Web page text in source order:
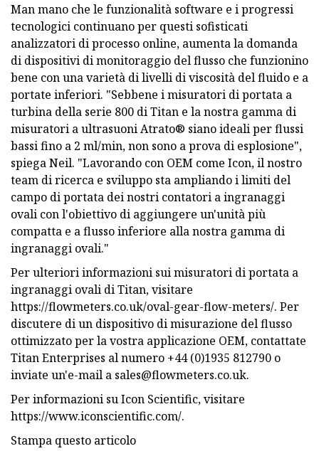
Man mano che le funzionalità software e i progressi
tecnologici continuano per questi sofisticati
analizzatori di processo online, aumenta la domanda
di dispositivi di monitoraggio del flusso che funzionino
bene con una varietà di livelli di viscosità del fluido e a
portate inferiori. "Sebbene i misuratori di portata a
turbina della serie 800 di Titan e la nostra gamma di
misuratori a ultrasuoni Atrato® siano ideali per flussi
bassi fino a 2 ml/min, non sono a prova di esplosione",
spiega Neil. "Lavorando con OEM come Icon, il nostro
team di ricerca e sviluppo sta ampliando i limiti del
campo di portata dei nostri contatori a ingranaggi
ovali con l'obiettivo di aggiungere un'unità più
compatta e a flusso inferiore alla nostra gamma di
ingranaggi ovali."
Per ulteriori informazioni sui misuratori di portata a
ingranaggi ovali di Titan, visitare
https://flowmeters.co.uk/oval-gear-flow-meters/. Per
discutere di un dispositivo di misurazione del flusso
ottimizzato per la vostra applicazione OEM, contattate
Titan Enterprises al numero +44 (0)1935 812790 o
inviate un'e-mail a sales@flowmeters.co.uk.
Per informazioni su Icon Scientific, visitare
https://www.iconscientific.com/.
Stampa questo articolo